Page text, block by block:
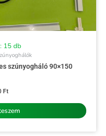
15 db
szúnyogháló 90×150
Ft